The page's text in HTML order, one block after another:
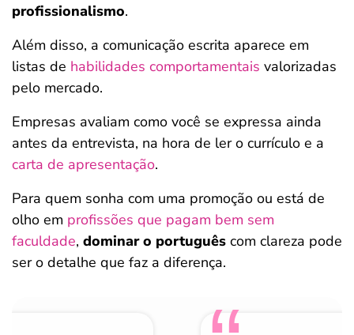
profissionalismo.
Além disso, a comunicação escrita aparece em
listas de habilidades comportamentais valorizadas
pelo mercado.
Empresas avaliam como você se expressa ainda
antes da entrevista, na hora de ler o currículo e a
carta de apresentação.
Para quem sonha com uma promoção ou está de
olho em profissões que pagam bem sem
faculdade, dominar o português com clareza pode
ser o detalhe que faz a diferença.